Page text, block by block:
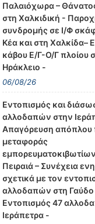
Παλαιόχωρα –
στη Χαλκιδική -
συνδρομής σε Ι/Φ
Κέα και στη Χαλκίδα–
κάβου Ε/Γ-Ο/Γ πλοίου
Ηράκλειο -
06/08/26
Εντοπισμός και
αλλοδαπών στην
Απαγόρευση απόπλου
μεταφοράς
Πειραιά – Συνέχεια
σχετικά με τον
αλλοδαπών στη
Εντοπισμός 47
Ιεράπετρα -